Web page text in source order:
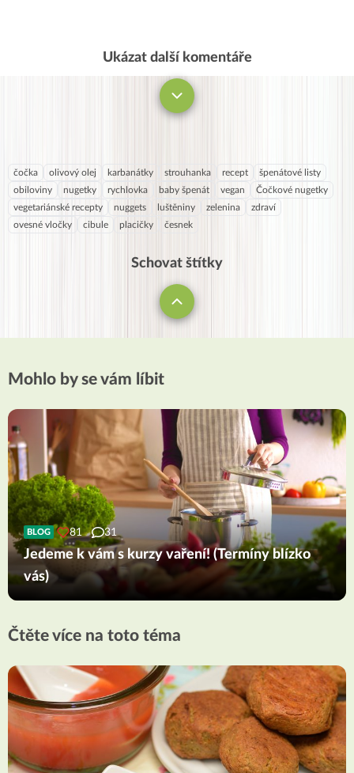
Ukázat další komentáře
čočka olivový olej karbanátky strouhanka recept
špenátové listy
obiloviny
nugetky rychlovka baby špenát vegan
Čočkové nugetky
vegetariánské recepty
nuggets luštěniny zelenina
zdraví
ovesné vločky
cibule placičky česnek
Schovat štítky
Mohlo by se vám líbit
BLOG 81 31
Jedeme k vám s kurzy vaření! (Termíny blízko
vás)
Čtěte více na toto téma